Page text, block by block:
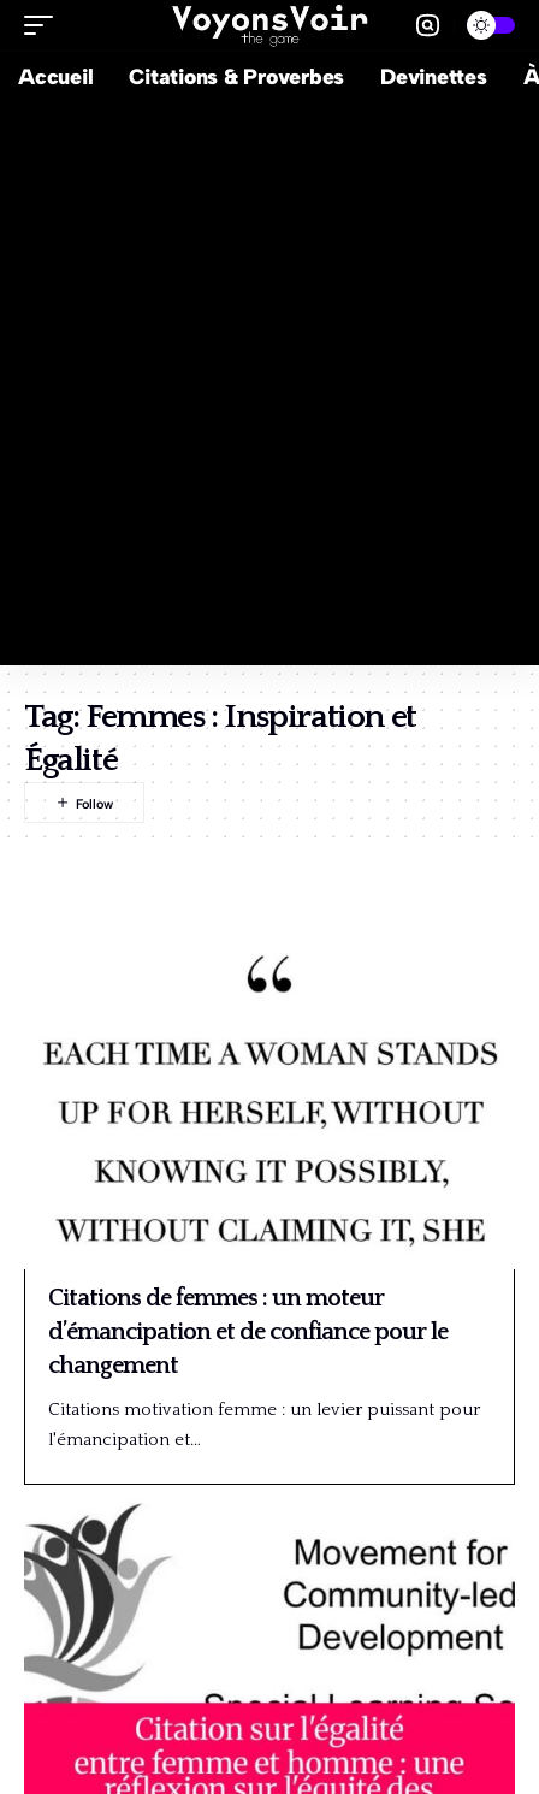
Accueil Citations & Proverbes Devinettes
Tag:Femmes : Inspiration et
Égalité
Citations de femmes : un moteur
d’émancipation et de confiance pour le
changement
Citations motivation femme : un levier puissant pour
l'émancipation et…